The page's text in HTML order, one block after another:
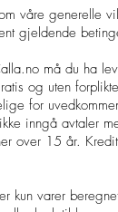
våre generelle
gjeldende
må du ha
og uten
for
inngå avtaler
over 15 år.
kun varer